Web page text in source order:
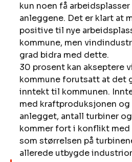
kun noen få
anleggene. Det er klart at
positive til nye
kommune, men
grad bidra med dette.
30 prosent kan akseptere
kommune forutsatt at det
inntekt til kommunen.
med kraftproduksjonen og
anlegget, antall turbiner
kommer fort i konflikt
som størrelsen på
allerede utbygde